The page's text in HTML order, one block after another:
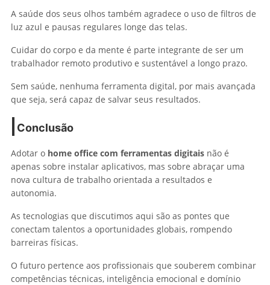
A saúde dos seus olhos também agradece o uso de filtros de
luz azul e pausas regulares longe das telas.
Cuidar do corpo e da mente é parte integrante de ser um
trabalhador remoto produtivo e sustentável a longo prazo.
Sem saúde, nenhuma ferramenta digital, por mais avançada
que seja, será capaz de salvar seus resultados.
Conclusão
Adotar o home office com ferramentas digitais não é
apenas sobre instalar aplicativos, mas sobre abraçar uma
nova cultura de trabalho orientada a resultados e
autonomia.
As tecnologias que discutimos aqui são as pontes que
conectam talentos a oportunidades globais, rompendo
barreiras físicas.
O futuro pertence aos profissionais que souberem combinar
competências técnicas, inteligência emocional e domínio